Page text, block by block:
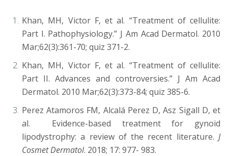
Khan, MH, Victor F, et al. “Treatment of cellulite:
Part I. Pathophysiology.” J Am Acad Dermatol. 2010
Mar;62(3):361-70; quiz 371-2.
Khan, MH, Victor F, et al. “Treatment of cellulite:
Part II. Advances and controversies.” J Am Acad
Dermatol. 2010 Mar;62(3):373-84; quiz 385-6.
Perez Atamoros FM, Alcalá Perez D, Asz Sigall D, et
al. Evidence-based treatment for gynoid
lipodystrophy: a review of the recent literature. J
Cosmet Dermatol. 2018; 17: 977- 983.